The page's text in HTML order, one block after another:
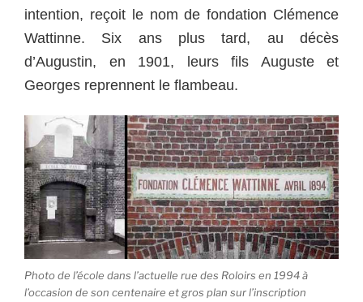
intention, reçoit le nom de fondation Clémence
Wattinne. Six ans plus tard, au décès
d’Augustin, en 1901, leurs fils Auguste et
Georges reprennent le flambeau.
Photo de l’école dans l’actuelle rue des Roloirs en 1994 à
l’occasion de son centenaire et gros plan sur l’inscription